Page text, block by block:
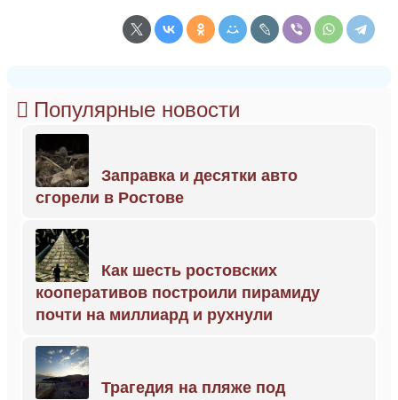
Популярные новости
Заправка и десятки авто
сгорели в Ростове
Как шесть ростовских
кооперативов построили пирамиду
почти на миллиард и рухнули
Трагедия на пляже под